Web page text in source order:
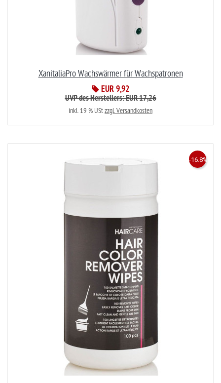
XanitaliaPro Wachswärmer für Wachspatronen
EUR 9,92
UVP des Herstellers: EUR 17,26
inkl. 19 % UStzzgl. Versandkosten
-16.8%